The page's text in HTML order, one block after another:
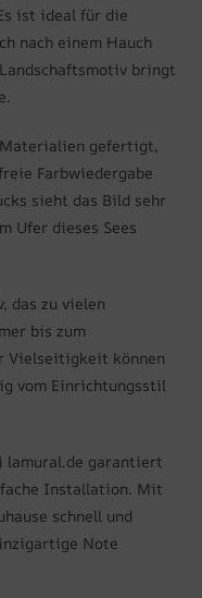
ist ideal für die
nach einem Hauch
bringt
gefertigt,
Farbwiedergabe
sieht das Bild sehr
Ufer dieses Sees
das zu vielen
bis zum
Vielseitigkeit können
vom Einrichtungsstil
lamural.de garantiert
Installation. Mit
schnell und
Note